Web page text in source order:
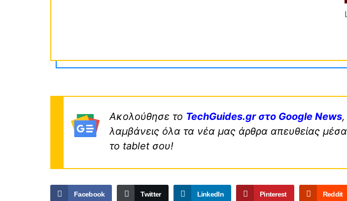
Ακολούθησε το TechGuides.gr στο Google News
λαμβάνεις όλα τα νέα μας άρθρα απευθείας
το tablet σου!
Facebook Twitter LinkedIn Pinterest Reddit